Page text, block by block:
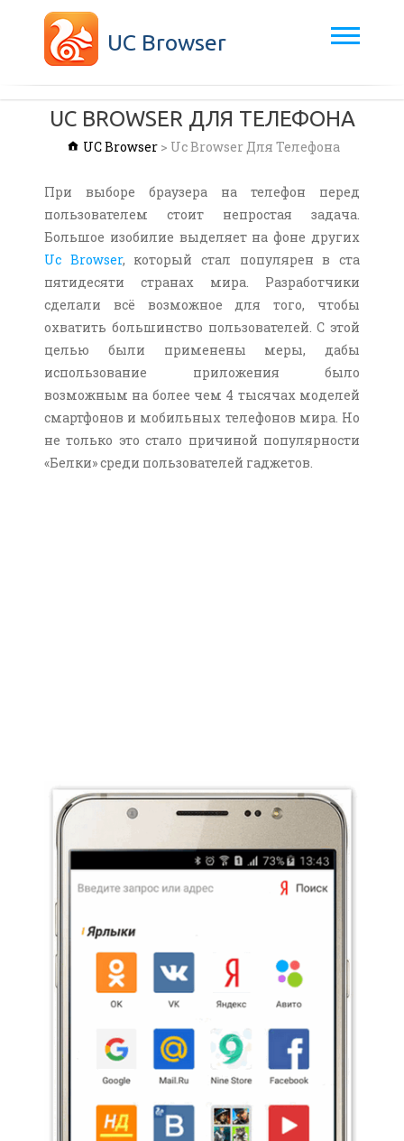
UC Browser
UC BROWSER ДЛЯ ТЕЛЕФОНА
UC Browser> Uc Browser Для Телефона
При выборе браузера на телефон перед
пользователем стоит непростая задача.
Большое изобилие выделяет на фоне других
Uc Browser, который стал популярен в ста
пятидесяти странах мира. Разработчики
сделали всё возможное для того, чтобы
охватить большинство пользователей. С этой
целью были применены меры, дабы
использование приложения было
возможным на более чем 4 тысячах моделей
смартфонов и мобильных телефонов мира. Но
не только это стало причиной популярности
«Белки» среди пользователей гаджетов.